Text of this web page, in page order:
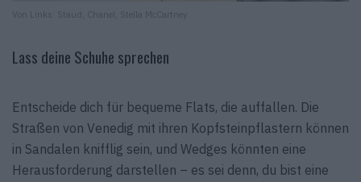
Von Links: Staud, Chanel, Stella McCartney
Lass deine Schuhe sprechen
Entscheide dich für bequeme Flats, die auffallen. Die
Straßen von Venedig mit ihren Kopfsteinpflastern können
in Sandalen knifflig sein, und Wedges könnten eine
Herausforderung darstellen – es sei denn, du bist eine